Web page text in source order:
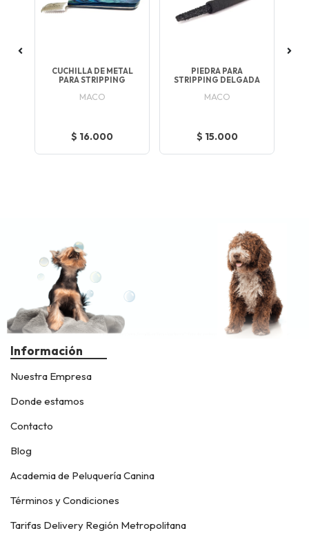
CUCHILLA DE METAL
PARA STRIPPING
MACO
$ 16.000
PIEDRA PARA
STRIPPING DELGADA
MACO
$ 15.000
Información
Nuestra Empresa
Donde estamos
Contacto
Blog
Academia de Peluquería Canina
Términos y Condiciones
Tarifas Delivery Región Metropolitana